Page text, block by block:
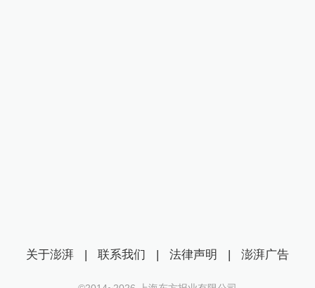
关于澎湃 | 联系我们 | 法律声明 | 澎湃广告